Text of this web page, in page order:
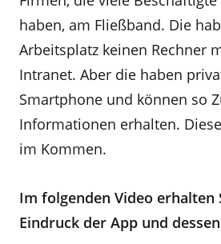
haben, am Fließband. Die
Arbeitsplatz keinen Rechner
Intranet. Aber die haben
Smartphone und können so
Informationen erhalten.
im Kommen.
Im folgenden Video erhalten
Eindruck der App und